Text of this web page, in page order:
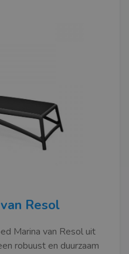
Resol
Marina van Resol uit
robuust en duurzaam